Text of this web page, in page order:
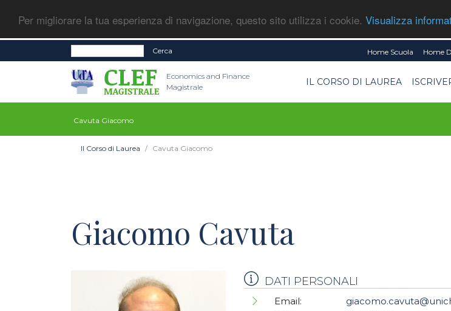
Per migliorare la tua esperienza di navigazione, questo sito utilizza i cookie. Visualizza
Cerca Home Scuola Home
Economics and Finance
Magistrale
IL CORSO DI LAUREA
Cavuta Giacomo
Il Corso di Laurea Cavuta Giacomo
Giacomo Cavuta
DATI PERSONALI
Email: